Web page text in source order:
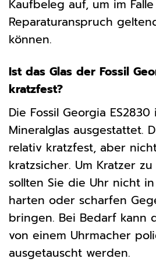
Kaufbeleg auf, um im
Reparaturanspruch
können.
Ist das Glas der Fossil
kratzfest?
Die Fossil Georgia
Mineralglas ausgestattet.
relativ kratzfest, aber
kratzsicher. Um Kratzer
sollten Sie die Uhr nicht
harten oder scharfen
bringen. Bei Bedarf kann
von einem Uhrmacher
ausgetauscht werden.